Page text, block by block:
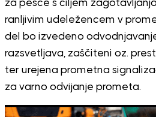
za pešce s ciljem
ranljivim udeležencem v
del bo izvedeno
razsvetljava, zaščiteni oz.
ter urejena prometna
za varno odvijanje prometa.